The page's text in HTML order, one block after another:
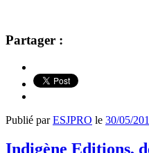
Partager :
Publié parESJPRO le 30/05/
Indigène Editions,